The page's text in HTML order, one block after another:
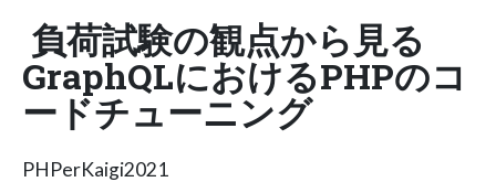
負荷試験の観点から見る
GraphQLにおけるPHPのコ
ードチューニング
PHPerKaigi2021